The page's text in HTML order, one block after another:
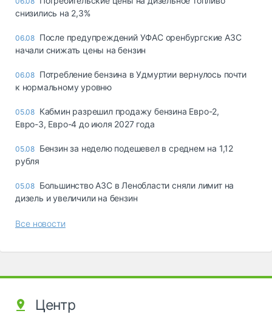
снизились на 2,3%
06.08 После предупреждений УФАС оренбургские АЗС
начали снижать цены на бензин
06.08 Потребление бензина в Удмуртии вернулось почти
к нормальному уровню
05.08 Кабмин разрешил продажу бензина Евро-2,
Евро-3, Евро-4 до июля 2027 года
05.08 Бензин за неделю подешевел в среднем на 1,12
рубля
05.08 Большинство АЗС в Ленобласти сняли лимит на
дизель и увеличили на бензин
Все новости
Центр